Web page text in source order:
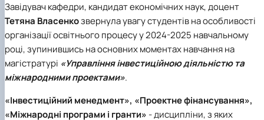
Завідувач кафедри, кандидат економічних наук, доцент
Тетяна Власенкозвернула увагу студентів на особливості
організації освітнього процесу у 2024-2025 навчальному
році, зупинившись на основних моментах навчання на
магістратурі «Управління інвестиційною діяльністю та
міжнародними проектами».
«Інвестиційний менедмент», «Проектне фінансування»,
«Міжнародні програми і гранти» - дисципліни, з яких